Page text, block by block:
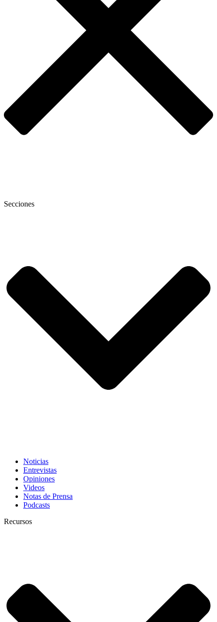
Secciones
Noticias
Entrevistas
Opiniones
Videos
Notas de Prensa
Podcasts
Recursos